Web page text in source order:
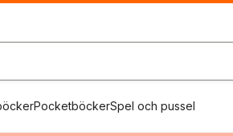
PocketböckerSpel och pussel